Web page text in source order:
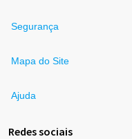
Segurança
Mapa do Site
Ajuda
Redes sociais